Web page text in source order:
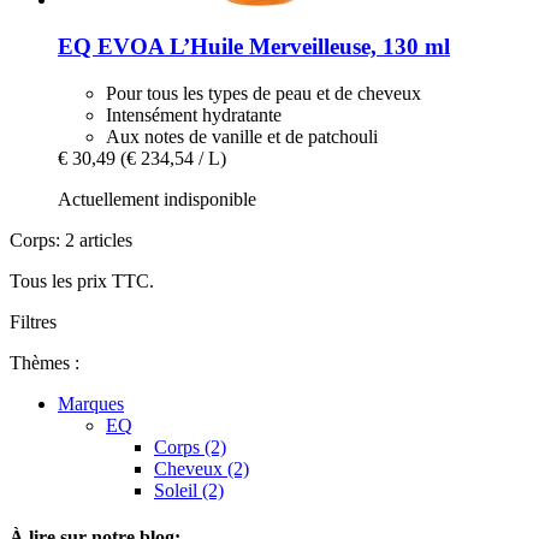
EQ EVOA L’Huile Merveilleuse, 130 ml
Pour tous les types de peau et de cheveux
Intensément hydratante
Aux notes de vanille et de patchouli
€ 30,49 (€ 234,54 / L)
Actuellement indisponible
Corps: 2 articles
Tous les prix TTC.
Filtres
Thèmes :
Marques
EQ
Corps (2)
Cheveux (2)
Soleil (2)